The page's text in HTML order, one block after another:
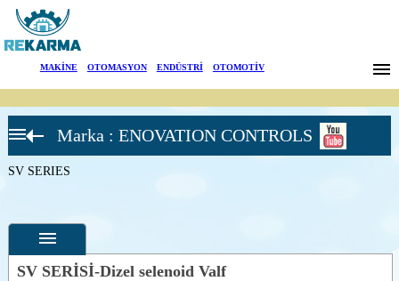
MAKİNE| OTOMASYON| ENDÜSTRİ| OTOMOTİV
Hakkımızda
Marka : ENOVATION CONTROLS
CKV /
SERIES
SV SERIES
SV SERİSİ-Dizel selenoid Valf